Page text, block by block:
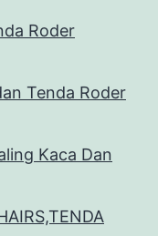
Roder
Tenda Roder
Kaca Dan